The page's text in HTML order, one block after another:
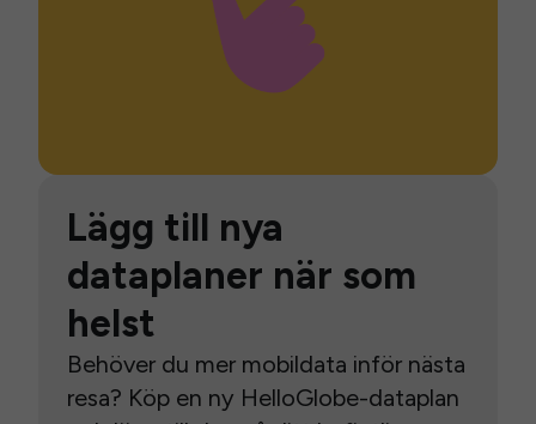
Lägg till nya
dataplaner när som
helst
Behöver du mer mobildata inför nästa
resa? Köp en ny HelloGlobe-dataplan